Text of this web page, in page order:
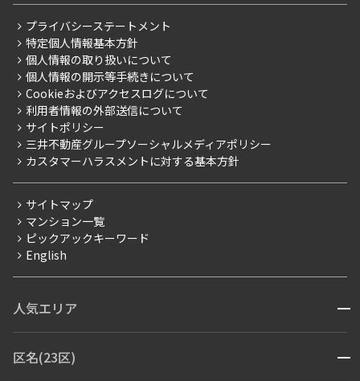
こだわりから探す
こだわり一覧
プレミアムマンション
新築
当社限定（港区・渋谷区）
当社限定（港区・渋谷区以外）
三井不動産企画
賃料改定
フリーレント
ペット可
ブランドマンション
ご入居・提携サービス
お部屋探しからご契約まで
よくあるご質問
社宅紹介
【仲介会社様向け】当社仲介事業部取り扱い物件入居申込
会社情報
事業案内
採用情報
ニュースリリース
お問い合わせ
プライバシーステートメント
特定個人情報基本方針
個人情報の取り扱いについて
個人情報の開示等手続きについて
Cookieおよびアクセスログについて
利用者情報の外部送信について
サイトポリシー
三井不動産グループソーシャルメディアポリシー
カスタマーハラスメントに対する基本方針
サイトマップ
マンション一覧
ピックアックキーワード
English
人気エリア 開閉
青山・表参道・原宿
区名(23区) 開閉